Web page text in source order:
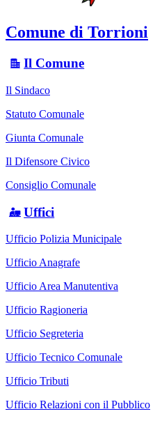
Comune di Torrioni
Il Comune
Il Sindaco
Statuto Comunale
Giunta Comunale
Il Difensore Civico
Consiglio Comunale
Uffici
Ufficio Polizia Municipale
Ufficio Anagrafe
Ufficio Area Manutentiva
Ufficio Ragioneria
Ufficio Segreteria
Ufficio Tecnico Comunale
Ufficio Tributi
Ufficio Relazioni con il Pubblico